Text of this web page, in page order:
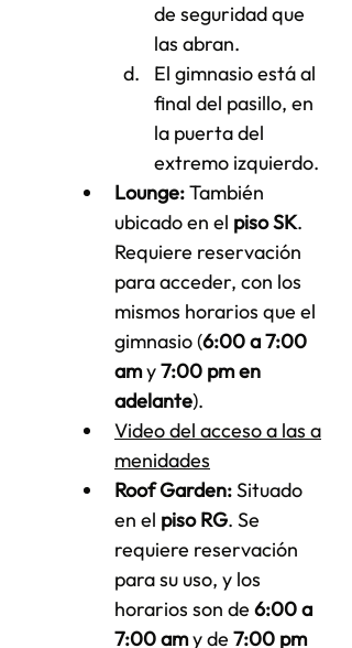
de seguridad que
las abran.
El gimnasio está al
final del pasillo, en
la puerta del
extremo izquierdo.
Lounge: También
ubicado en el piso SK.
Requiere reservación
para acceder, con los
mismos horarios que el
gimnasio (6:00 a 7:00
am y 7:00 pm en
adelante).
Video del acceso a las a
menidades
Roof Garden: Situado
en el piso RG. Se
requiere reservación
para su uso, y los
horarios son de 6:00 a
7:00 am y de 7:00 pm